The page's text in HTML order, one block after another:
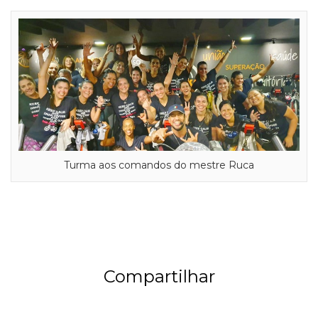
Turma aos comandos do mestre Ruca
Compartilhar